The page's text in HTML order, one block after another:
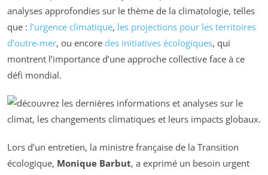
analyses approfondies sur le thème de la climatologie, telles
que : l’urgence climatique, les projections pour les territoires
d’outre-mer, ou encore des initiatives écologiques, qui
montrent l’importance d’une approche collective face à ce
défi mondial.
Lors d’un entretien, la ministre française de la Transition
écologique, Monique Barbut, a exprimé un besoin urgent